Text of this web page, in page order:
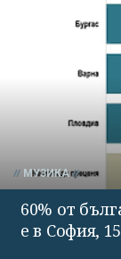
МУЗИКА
60% от
е в София,